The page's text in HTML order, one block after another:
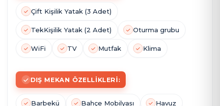
Çift Kişilik Yatak (3 Adet)
TekKişilik Yatak (2 Adet) Oturma grubu
WiFi TV Mutfak Klima
DIŞ MEKAN ÖZELLIKLERI:
Barbekü Bahçe Mobilyası Havuz